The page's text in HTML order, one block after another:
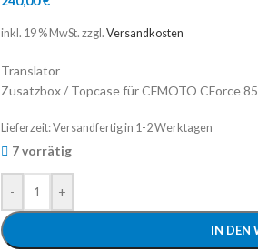
inkl. 19 % MwSt. zzgl. Versandkosten
Translator
Zusatzbox / Topcase für CFMOTO CForce
Lieferzeit:Versandfertig in 1-2 Werktagen
7 vorrätig
- +
IN DEN